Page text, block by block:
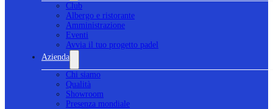
Club
Albergo e ristorante
Amministrazione
Eventi
Avvia il tuo progetto padel
Azienda
Chi siamo
Qualità
Showroom
Presenza mondiale